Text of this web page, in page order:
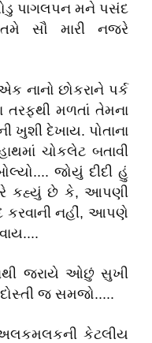
પાગલપન મને પસંદ
સૌ મારી નજરે
નાનો છોકરાને પર્ક
તરફથી મળતાં તેમના
ખુશી દેખાય. પોતાના
ચોકલેટ બતાવી
જોયું દીદી હું
કહ્યું છે કે, આપણી
કરવાની નહીં, આપણે
જરાયે ઓછું સુખી
દોસ્તી જ સમજો.....
કેટલીય